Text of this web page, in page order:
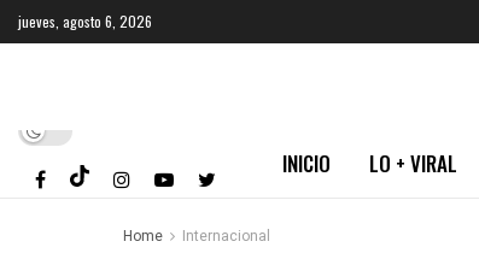
jueves, agosto 6, 2026
INICIO LO + VIRAL
Home Internacional